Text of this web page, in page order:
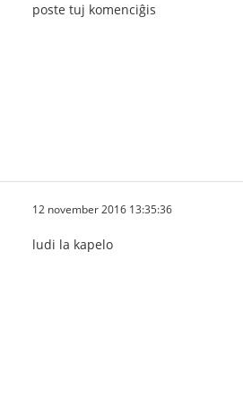
poste tuj komenciĝis
12 november 2016 13:35:36
ludi la kapelo